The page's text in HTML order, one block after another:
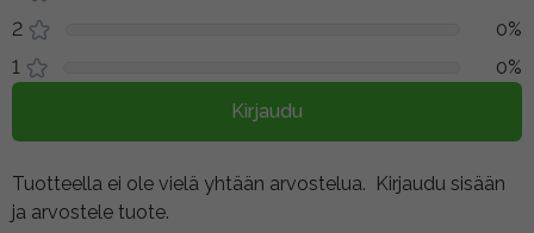
2
0%
1
0%
Kirjaudu
Tuotteella ei ole vielä yhtään arvostelua. Kirjaudu sisään
ja arvostele tuote.